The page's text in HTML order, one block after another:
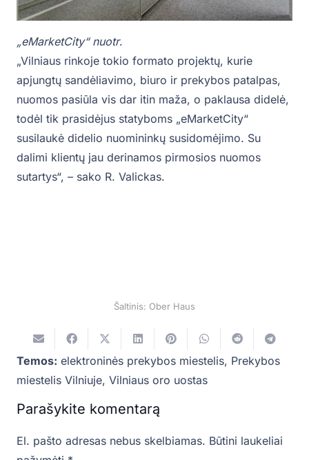
„eMarketCity“ nuotr.
„Vilniaus rinkoje tokio formato projektų, kurie
apjungtų sandėliavimo, biuro ir prekybos patalpas,
nuomos pasiūla vis dar itin maža, o paklausa didelė,
todėl tik prasidėjus statyboms „eMarketCity“
susilaukė didelio nuomininkų susidomėjimo. Su
dalimi klientų jau derinamos pirmosios nuomos
sutartys“, – sako R. Valickas.
Šaltinis: Ober Haus
Temos: elektroninės prekybos miestelis, Prekybos
miestelis Vilniuje, Vilniaus oro uostas
Parašykite komentarą
El. pašto adresas nebus skelbiamas. Būtini laukeliai